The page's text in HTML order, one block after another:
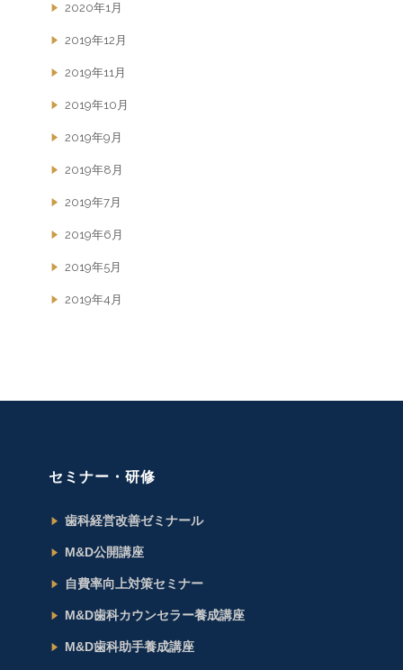
2020年1月
2019年12月
2019年11月
2019年10月
2019年9月
2019年8月
2019年7月
2019年6月
2019年5月
2019年4月
セミナー・研修
歯科経営改善ゼミナール
M&D公開講座
自費率向上対策セミナー
M&D歯科カウンセラー養成講座
M&D歯科助手養成講座